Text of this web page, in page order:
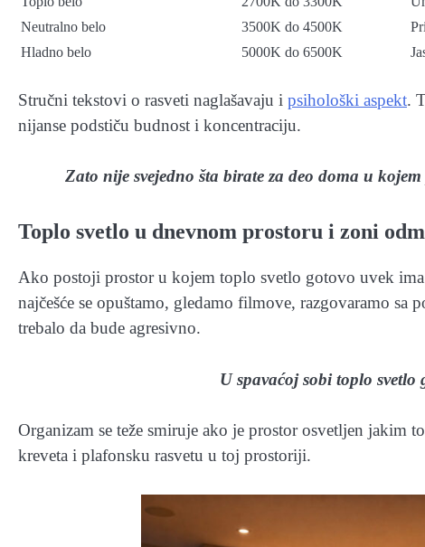
Neutralno belo
3500K do 4500K
Hladno belo
5000K do 6500K
Stručni tekstovi o rasveti naglašavaju i psihološki aspekt.
nijanse podstiču budnost i koncentraciju.
Zato nije svejedno šta birate za deo doma u
Toplo svetlo u dnevnom prostoru i zoni
Ako postoji prostor u kojem toplo svetlo gotovo uvek
najčešće se opuštamo, gledamo filmove, razgovaramo
trebalo da bude agresivno.
U spavaćoj sobi toplo
Organizam se teže smiruje ako je prostor osvetljen jakim
kreveta i plafonsku rasvetu u toj prostoriji.